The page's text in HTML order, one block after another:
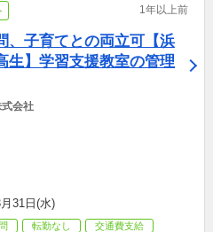
1年以上前
、子育てとの両立可【浜
生】学習支援教室の管理
式会社
31日(水)
転勤なし 交通費支給